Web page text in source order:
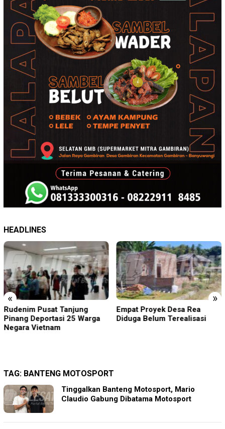
HEADLINES
« »
Rudenim Pusat Tanjung
Pinang Deportasi 25 Warga
Negara Vietnam
Empat Proyek Desa Rea
Diduga Belum Terealisasi
TAG: BANTENG MOTOSPORT
Tinggalkan Banteng Motosport, Mario
Claudio Gabung Dibatama Motosport